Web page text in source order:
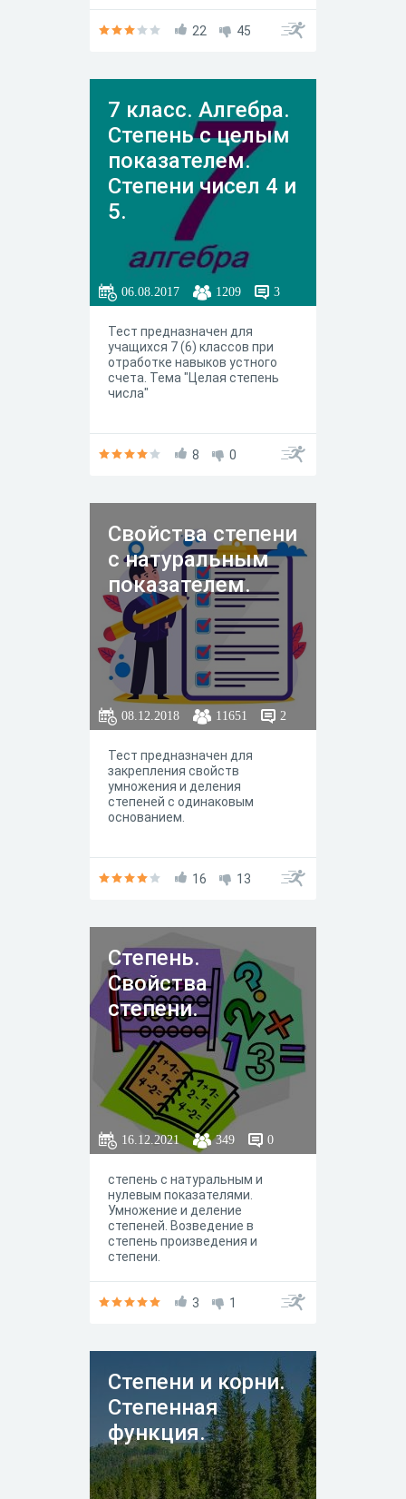
22 45
7 класс. Алгебра.
Степень с целым
показателем.
Степени чисел 4 и
5.
06.08.2017 1209 3
Тест предназначен для
учащихся 7 (6) классов при
отработке навыков устного
счета. Тема "Целая степень
числа"
8 0
Свойства степени
с натуральным
показателем.
08.12.2018 11651 2
Тест предназначен для
закрепления свойств
умножения и деления
степеней с одинаковым
основанием.
16 13
Степень.
Свойства
степени.
16.12.2021 349 0
степень с натуральным и
нулевым показателями.
Умножение и деление
степеней. Возведение в
степень произведения и
степени.
3 1
Степени и корни.
Степенная
функция.